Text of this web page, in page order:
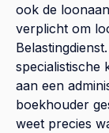
ook de
verplicht om
specialistische
aan een
boekhouder
weet precies